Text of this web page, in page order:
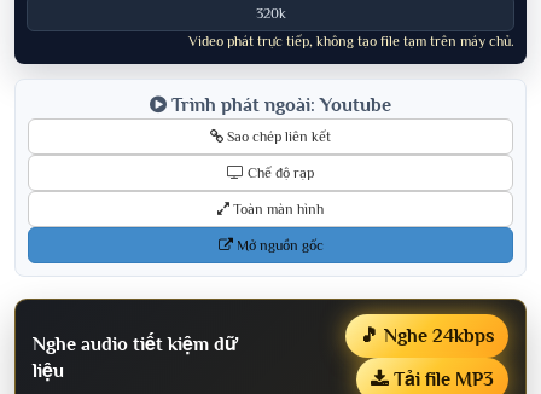
320k
Video phát trực tiếp, không tạo file tạm trên máy chủ.
Trình phát ngoài: Youtube
Sao chép liên kết
Chế độ rạp
Toàn màn hình
Mở nguồn gốc
Nghe audio tiết kiệm dữ
liệu
🎵 Nghe 24kbps
Tải file MP3